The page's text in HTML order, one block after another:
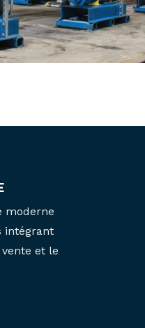
moderne
intégrant
et le